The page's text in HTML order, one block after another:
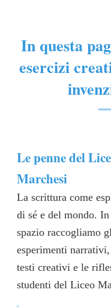
In questa
esercizi
Le penne del
Marchesi
La scrittura come
di sé e del mondo. In
spazio raccogliamo
esperimenti
testi creativi e le
studenti del Liceo